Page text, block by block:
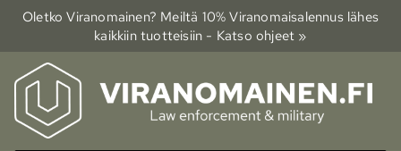
Oletko Viranomainen? Meiltä 10% Viranomais­alennus lähes
kaikkiin tuotteisiin - Katso ohjeet »